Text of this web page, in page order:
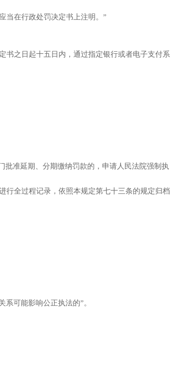
当在行政处罚决定书上注明。”
之日起十五日内，通过指定银行或者电子支付系
准延期、分期缴纳罚款的，申请人民法院强制执
全过程记录，依照本规定第七十三条的规定归档
可能影响公正执法的”。